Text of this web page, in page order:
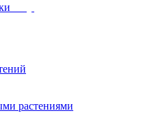
растениями